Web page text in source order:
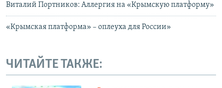
Виталий Портников: Аллергия на «Крымскую платформу»
«Крымская платформа» – оплеуха для России»
ЧИТАЙТЕ ТАКЖЕ: